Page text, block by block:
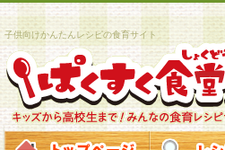
子供向けかんたんレシピの食育サイト